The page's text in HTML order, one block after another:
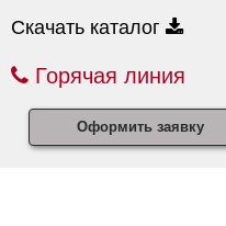
Скачать каталог
Горячая линия
Оформить заявку